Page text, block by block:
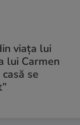
viața lui
lui Carmen
se